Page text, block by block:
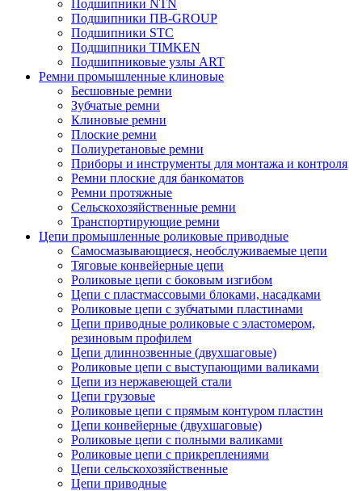
Подшипники NTN
Подшипники ПВ-GROUP
Подшипники STC
Подшипники TIMKEN
Подшипниковые узлы ART
Ремни промышленные клиновые
Бесшовные ремни
Зубчатые ремни
Клиновые ремни
Плоские ремни
Полиуретановые ремни
Приборы и инструменты для монтажа и контроля
Ремни плоские для банкоматов
Ремни протяжные
Сельскохозяйственные ремни
Транспортирующие ремни
Цепи промышленные роликовые приводные
Самосмазывающиеся, необслуживаемые цепи
Тяговые конвейерные цепи
Роликовые цепи с боковым изгибом
Цепи с пластмассовыми блоками, насадками
Роликовые цепи с зубчатыми пластинами
Цепи приводные роликовые с эластомером,
резиновым профилем
Цепи длиннозвенные (двухшаговые)
Роликовые цепи с выступающими валиками
Цепи из нержавеющей стали
Цепи грузовые
Роликовые цепи с прямым контуром пластин
Цепи конвейерные (двухшаговые)
Роликовые цепи с полными валиками
Роликовые цепи с прикреплениями
Цепи сельскохозяйственные
Цепи приводные